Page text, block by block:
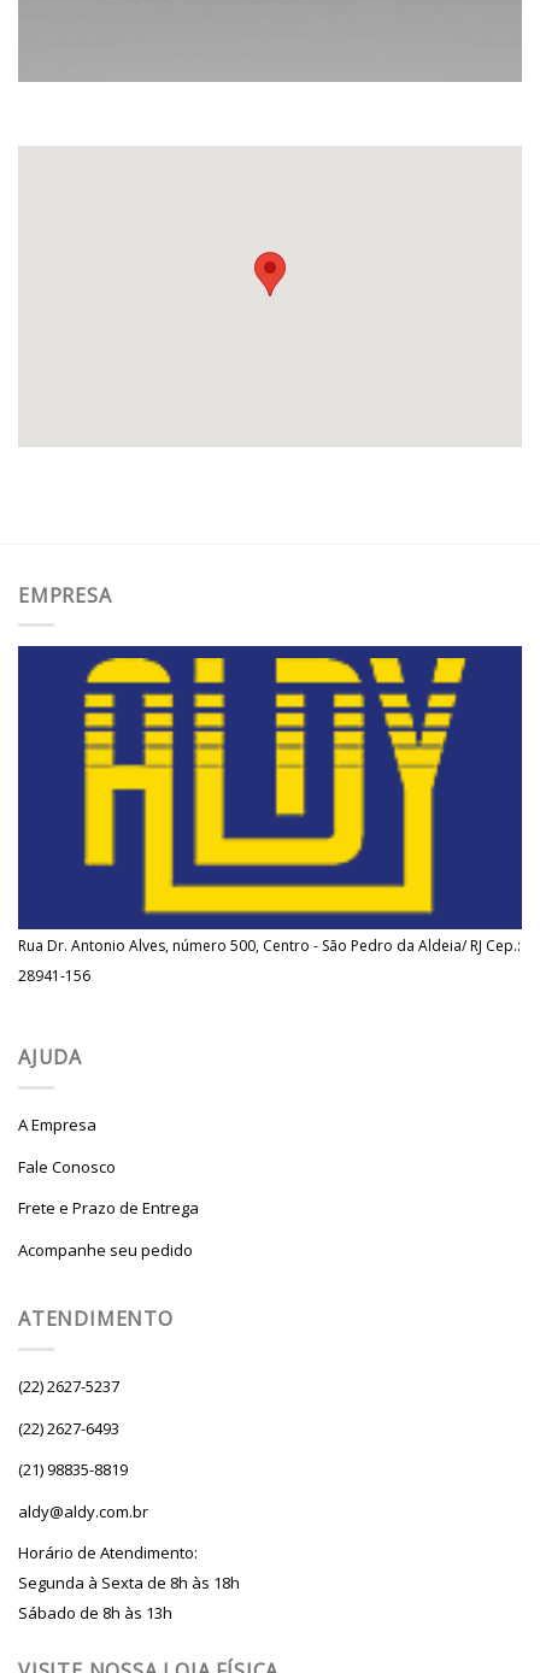
EMPRESA
Rua Dr. Antonio Alves, número 500, Centro - São Pedro da Aldeia/ RJ Cep.:
28941-156
AJUDA
A Empresa
Fale Conosco
Frete e Prazo de Entrega
Acompanhe seu pedido
ATENDIMENTO
(22) 2627-5237
(22) 2627-6493
(21) 98835-8819
aldy@aldy.com.br
Horário de Atendimento:
Segunda à Sexta de 8h às 18h
Sábado de 8h às 13h